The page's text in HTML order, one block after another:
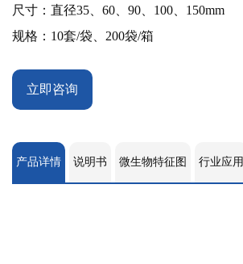
尺寸：直径35、60、90、100、150mm
规格：10套/袋、200袋/箱
立即咨询
产品详情 说明书 微生物特征图 行业应用